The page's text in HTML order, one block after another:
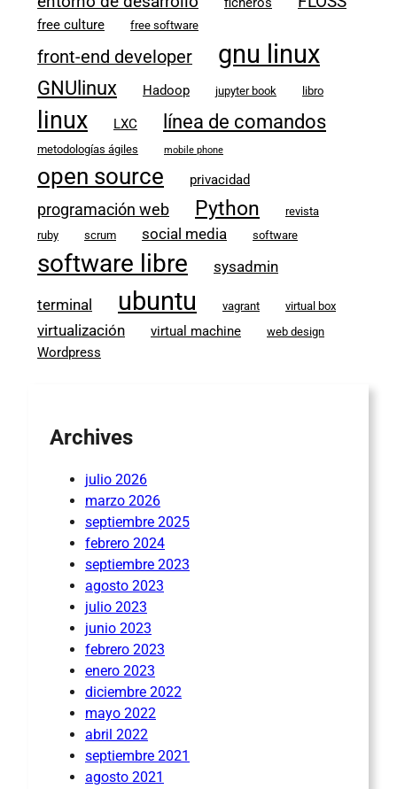
free culture free software
front-end developer gnu linux
GNUlinux Hadoop jupyter book libro
linux LXC línea de comandos
metodologías ágiles mobile phone
open source privacidad
programación web Python
revista
ruby
scrum social media software
software libre sysadmin
terminal ubuntu vagrant virtual box
virtualización virtual machine web design
Wordpress
Archives
julio 2026
marzo 2026
septiembre 2025
febrero 2024
septiembre 2023
agosto 2023
julio 2023
junio 2023
febrero 2023
enero 2023
diciembre 2022
mayo 2022
abril 2022
septiembre 2021
agosto 2021